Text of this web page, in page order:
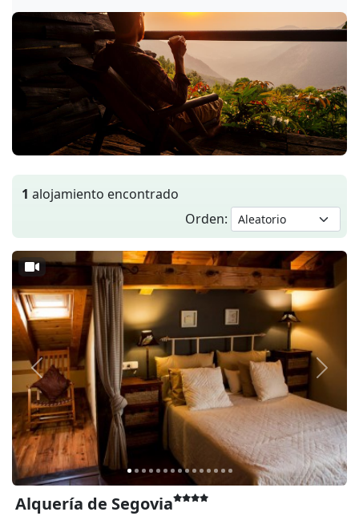
1 alojamiento encontrado
Orden:
Anterior
Alquería de Segovia